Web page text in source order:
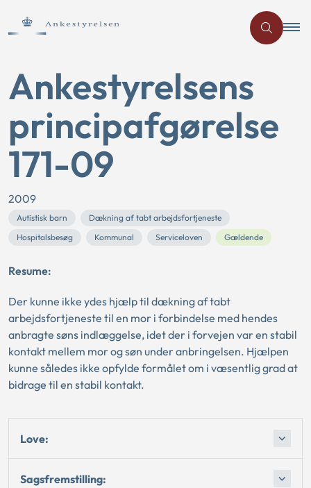
Ankestyrelsens
principafgørelse
171-09
2009
Autistisk barn
Dækning af tabt arbejdsfortjeneste
Hospitalsbesøg
Kommunal Serviceloven Gældende
Resume:
Der kunne ikke ydes hjælp til dækning af tabt
arbejdsfortjeneste til en mor i forbindelse med hendes
anbragte søns indlæggelse, idet der i forvejen var en stabil
kontakt mellem mor og søn under anbringelsen. Hjælpen
kunne således ikke opfylde formålet om i væsentlig grad at
bidrage til en stabil kontakt.
Love:
Sagsfremstilling: